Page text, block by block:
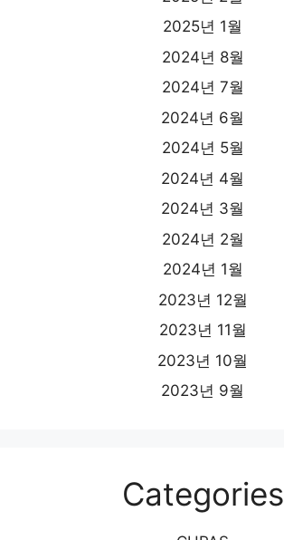
2025년 1월
2024년 8월
2024년 7월
2024년 6월
2024년 5월
2024년 4월
2024년 3월
2024년 2월
2024년 1월
2023년 12월
2023년 11월
2023년 10월
2023년 9월
Categories